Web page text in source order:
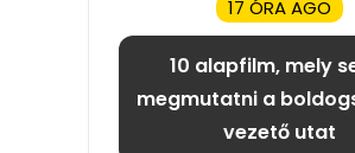
17 ÓRA AGO
10 alapfilm, mely
megmutatni a
vezető utat